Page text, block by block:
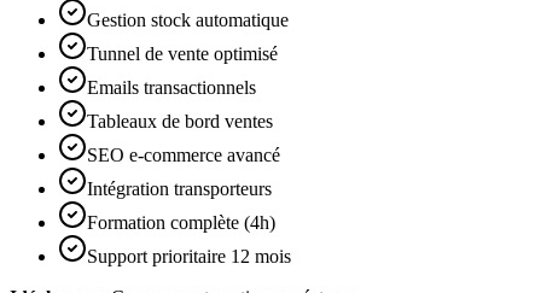
Gestion stock automatique
Tunnel de vente optimisé
Emails transactionnels
Tableaux de bord ventes
SEO e-commerce avancé
Intégration transporteurs
Formation complète (4h)
Support prioritaire 12 mois